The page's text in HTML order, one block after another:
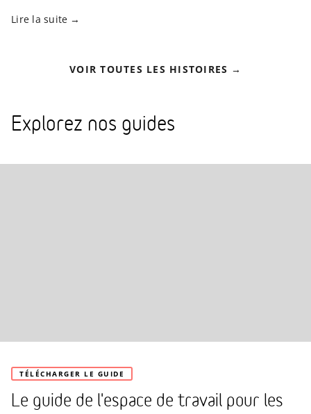
Lire la suite
VOIR TOUTES LES HISTOIRES
Explorez nos guides
TÉLÉCHARGER LE GUIDE
Le guide de l'espace de travail pour les